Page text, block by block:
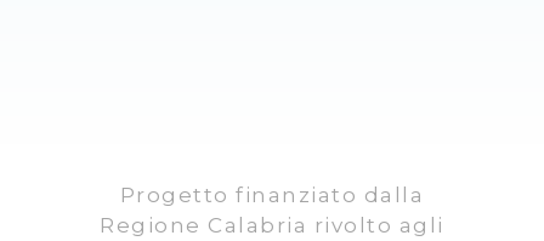
Progetto finanziato dalla
Regione Calabria rivolto agli